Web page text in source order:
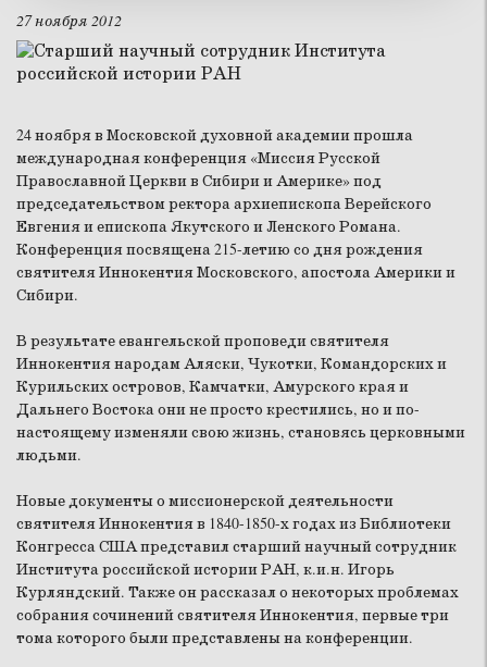
27 ноября 2012
24 ноября в Московской духовной академии прошла
международная конференция «Миссия Русской
Православной Церкви в Сибири и Америке» под
председательством ректора архиепископа Верейского
Евгения и епископа Якутского и Ленского Романа.
Конференция посвящена 215-летию со дня рождения
святителя Иннокентия Московского, апостола Америки и
Сибири.
В результате евангельской проповеди святителя
Иннокентия народам Аляски, Чукотки, Командорских и
Курильских островов, Камчатки, Амурского края и
Дальнего Востока они не просто крестились, но и по-
настоящему изменяли свою жизнь, становясь церковными
людьми.
Новые документы о миссионерской деятельности
святителя Иннокентия в 1840-1850-х годах из Библиотеки
Конгресса США представил старший научный сотрудник
Института российской истории РАН, к.и.н. Игорь
Курляндский. Также он рассказал о некоторых проблемах
собрания сочинений святителя Иннокентия, первые три
тома которого были представлены на конференции.